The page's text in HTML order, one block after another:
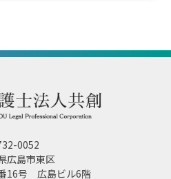
0052
広島市東区
16号 広島ビル6階